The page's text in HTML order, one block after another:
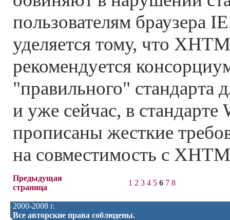
пользователям браузера
уделяется тому, что
рекомендуется
"правильного" стандарта
и уже сейчас, в стандарте
прописаны жесткие
на совместимость с
Предыдущая
страница
1 2 3 4 5 6 7 8
2000-2008 г.
Все авторские права соблюдены.